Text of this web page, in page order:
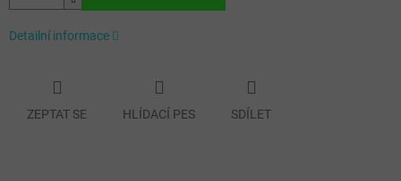
Detailní informace
ZEPTAT SE HLÍDACÍ PES SDÍLET